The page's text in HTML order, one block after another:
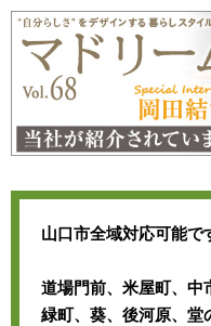
山口市全域対応可能で
道場門前、米屋町、中
緑町、葵、後河原、堂